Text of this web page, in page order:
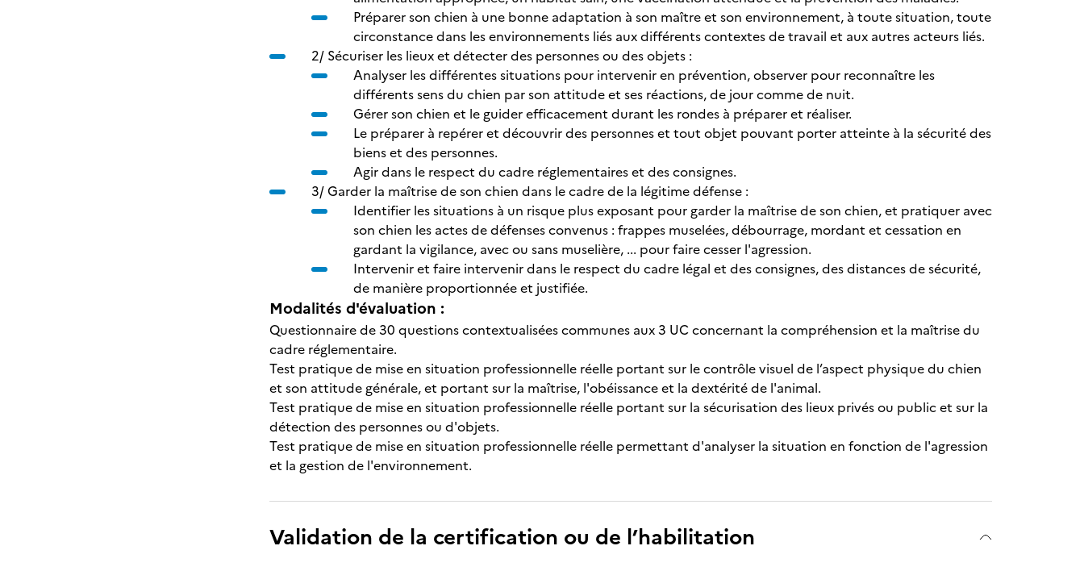
Préparer son chien à une bonne adaptation à son maître et son environnement, à toute situation, toute
circonstance dans les environnements liés aux différents contextes de travail et aux autres acteurs liés.
2/ Sécuriser les lieux et détecter des personnes ou des objets :
Analyser les différentes situations pour intervenir en prévention, observer pour reconnaître les
différents sens du chien par son attitude et ses réactions, de jour comme de nuit.
Gérer son chien et le guider efficacement durant les rondes à préparer et réaliser.
Le préparer à repérer et découvrir des personnes et tout objet pouvant porter atteinte à la sécurité des
biens et des personnes.
Agir dans le respect du cadre réglementaires et des consignes.
3/ Garder la maîtrise de son chien dans le cadre de la légitime défense :
Identifier les situations à un risque plus exposant pour garder la maîtrise de son chien, et pratiquer avec
son chien les actes de défenses convenus : frappes muselées, débourrage, mordant et cessation en
gardant la vigilance, avec ou sans muselière, ... pour faire cesser l'agression.
Intervenir et faire intervenir dans le respect du cadre légal et des consignes, des distances de sécurité,
de manière proportionnée et justifiée.
Modalités d'évaluation :
Questionnaire de 30 questions contextualisées communes aux 3 UC concernant la compréhension et la maîtrise du
cadre réglementaire.
Test pratique de mise en situation professionnelle réelle portant sur le contrôle visuel de l’aspect physique du chien
et son attitude générale, et portant sur la maîtrise, l'obéissance et la dextérité de l'animal.
Test pratique de mise en situation professionnelle réelle portant sur la sécurisation des lieux privés ou public et sur la
détection des personnes ou d'objets.
Test pratique de mise en situation professionnelle réelle permettant d'analyser la situation en fonction de l'agression
et la gestion de l'environnement.
Validation de la certification ou de l’habilitation